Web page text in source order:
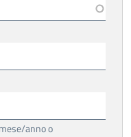
anno o